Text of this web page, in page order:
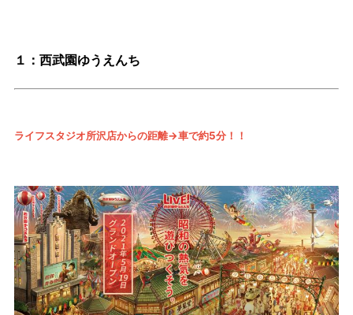
１：西武園ゆうえんち
ライフスタジオ所沢店からの距離→車で約5分！！